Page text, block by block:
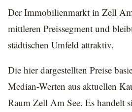
Der Immobilienmarkt in Zell
mittleren Preissegment und
städtischen Umfeld attraktiv.
Die hier dargestellten Preise
Median-Werten aus aktuellen
Raum Zell Am See. Es handelt